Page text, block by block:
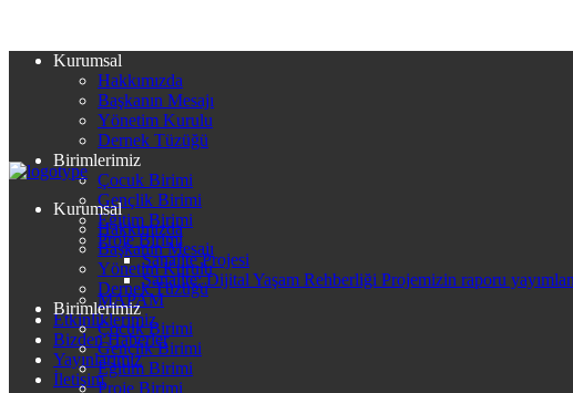
Kurumsal
Hakkımızda
Başkanın Mesajı
Yönetim Kurulu
Dernek Tüzüğü
Birimlerimiz
Çocuk Birimi
Gençlik Birimi
Eğitim Birimi
Proje Birimi
Sanalite Projesi
Sanalite: Dijital Yaşam Rehberliği Projemizin raporu
MAPAM
Etkinliklerimiz
Bizden Haberler
Yayınlarımız
İletişim
Kurumsal
Hakkımızda
Başkanın Mesajı
Yönetim Kurulu
Dernek Tüzüğü
Birimlerimiz
Çocuk Birimi
Gençlik Birimi
Eğitim Birimi
Proje Birimi